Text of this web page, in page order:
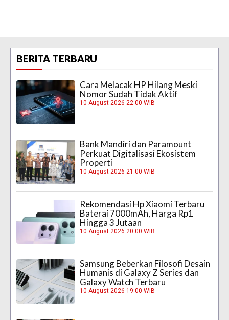
BERITA TERBARU
Cara Melacak HP Hilang Meski
Nomor Sudah Tidak Aktif
10 August 2026 22:00 WIB
Bank Mandiri dan Paramount
Perkuat Digitalisasi Ekosistem
Properti
10 August 2026 21:00 WIB
Rekomendasi Hp Xiaomi Terbaru
Baterai 7000mAh, Harga Rp1
Hingga 3 Jutaan
10 August 2026 20:00 WIB
Samsung Beberkan Filosofi Desain
Humanis di Galaxy Z Series dan
Galaxy Watch Terbaru
10 August 2026 19:00 WIB